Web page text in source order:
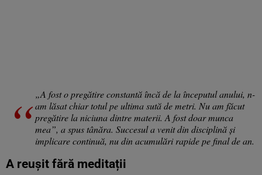
„A fost o pregătire constantă încă de la începutul anului, n-
am lăsat chiar totul pe ultima sută de metri. Nu am făcut
pregătire la niciuna dintre materii. A fost doar munca
mea”, a spus tânăra. Succesul a venit din disciplină și
implicare continuă, nu din acumulări rapide pe final de an.
A reușit fără meditații